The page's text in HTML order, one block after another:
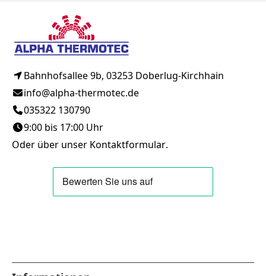
Bahnhofsallee 9b, 03253 Doberlug-Kirchhain
info@alpha-thermotec.de
035322 130790
9:00 bis 17:00 Uhr
Oder über unser Kontaktformular.